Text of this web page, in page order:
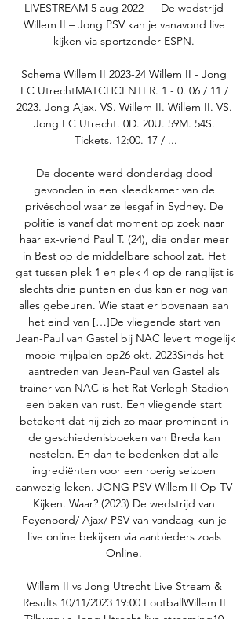
LIVESTREAM 5 aug 2022 — De wedstrijd
Willem II – Jong PSV kan je vanavond live
kijken via sportzender ESPN.
Schema Willem II 2023-24 Willem II - Jong
FC UtrechtMATCHCENTER. 1 - 0. 06 / 11 /
2023. Jong Ajax. VS. Willem II. Willem II. VS.
Jong FC Utrecht. 0D. 20U. 59M. 54S.
Tickets. 12:00. 17 / ...
De docente werd donderdag dood
gevonden in een kleedkamer van de
privéschool waar ze lesgaf in Sydney. De
politie is vanaf dat moment op zoek naar
haar ex-vriend Paul T. (24), die onder meer
in Best op de middelbare school zat. Het
gat tussen plek 1 en plek 4 op de ranglijst is
slechts drie punten en dus kan er nog van
alles gebeuren. Wie staat er bovenaan aan
het eind van […]De vliegende start van
Jean-Paul van Gastel bij NAC levert mogelijk
mooie mijlpalen op26 okt. 2023Sinds het
aantreden van Jean-Paul van Gastel als
trainer van NAC is het Rat Verlegh Stadion
een baken van rust. Een vliegende start
betekent dat hij zich zo maar prominent in
de geschiedenisboeken van Breda kan
nestelen. En dan te bedenken dat alle
ingrediënten voor een roerig seizoen
aanwezig leken. JONG PSV-Willem II Op TV
Kijken. Waar? (2023) De wedstrijd van
Feyenoord/ Ajax/ PSV van vandaag kun je
live online bekijken via aanbieders zoals
Online.
Willem II vs Jong Utrecht Live Stream &
Results 10/11/2023 19:00 FootballWillem II